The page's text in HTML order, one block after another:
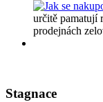
určitě pamatují
prodejnách
Stagnace